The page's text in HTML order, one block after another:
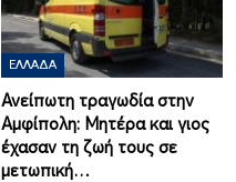
ΕΛΛΆΔΑ
Ανείπωτη τραγωδία στην
Αμφίπολη: Μητέρα και γιος
έχασαν τη ζωή τους σε
μετωπική…